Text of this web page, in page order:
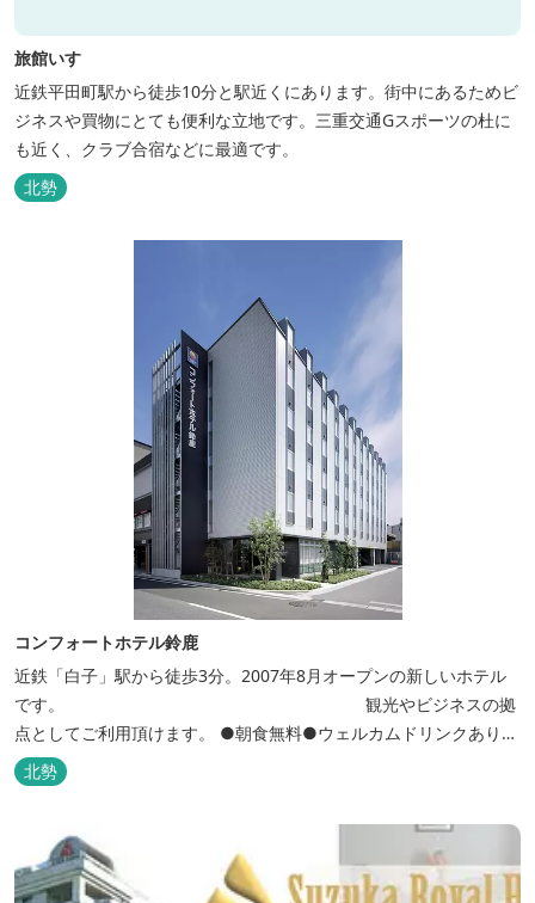
旅館いすゞ
近鉄平田町駅から徒歩10分と駅近くにあります。街中にあるためビ
ジネスや買物にとても便利な立地です。三重交通Gスポーツの杜に
も近く、クラブ合宿などに最適です。
北勢
コンフォートホテル鈴鹿
近鉄「白子」駅から徒歩3分。2007年8月オープンの新しいホテル
です。 観光やビジネスの拠
点としてご利用頂けます。 ●朝食無料●ウェルカムドリンクあり●
全館無線ＬＡＮ対応● ●バリアフリー対応のユニバーサルルームあ
り●
北勢